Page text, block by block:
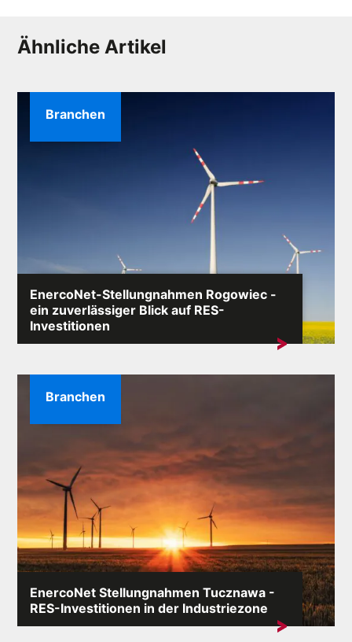
Ähnliche Artikel
EnercoNet-Stellungnahmen Rogowiec -
ein zuverlässiger Blick auf RES-
Investitionen
Die Formulierung „EnercoNet Meinungen Rogowiec”
Branchen
EnercoNet Stellungnahmen Tucznawa -
RES-Investitionen in der Industriezone
Das Schlüsselwort „EnercoNet Meinungen Tucznawa”
Branchen